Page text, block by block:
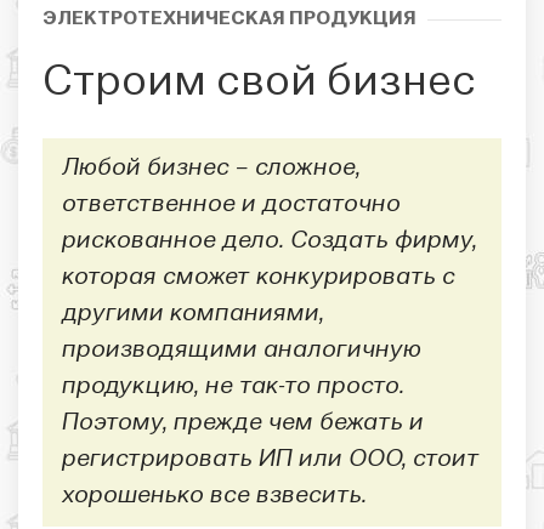
ЭЛЕКТРОТЕХНИЧЕСКАЯ ПРОДУКЦИЯ
Строим свой бизнес
Любой бизнес – сложное,
ответственное и достаточно
рискованное дело. Создать фирму,
которая сможет конкурировать с
другими компаниями,
производящими аналогичную
продукцию, не так-то просто.
Поэтому, прежде чем бежать и
регистрировать ИП или ООО, стоит
хорошенько все взвесить.